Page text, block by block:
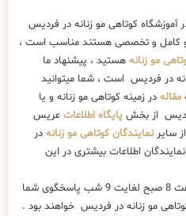
کوتاهی مو زنانه در فردیس
و کامل و تخصصی هستند مناسب است ،
مو زنانه هستید ، پیشنهاد ما
در فردیس است ، شما میتوانید
مقاله در زمینه کوتاهی مو زنانه و یا
از بخش پایگاه اطلاعات عریس
سایرنمایندگان کوتاهی مو زنانه در
اطلاعات بیشتری در این
کارشناسان این مرکز همچنین از ساعت 8 صبح لغایت 9 شب پاسخگوی شما
مو زنانه در فردیس خواهند بود .